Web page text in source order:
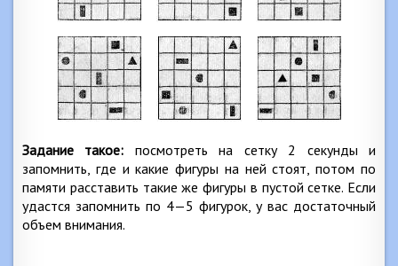
Задание такое: посмотреть на сетку 2 секунды и
запомнить, где и какие фигуры на ней стоят, потом по
памяти расставить такие же фигуры в пустой сетке. Если
удастся запомнить по 4—5 фигурок, у вас достаточный
объем внимания.